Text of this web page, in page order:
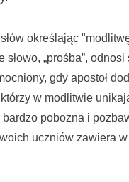
określając
„prośba”,
gdy apostoł
którzy w modlitwie
pobożna i
uczniów zawiera